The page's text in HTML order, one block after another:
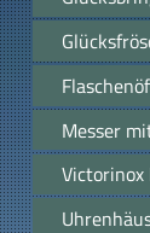
Messer
Victorinox